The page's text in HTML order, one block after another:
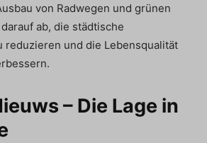
von Radwegen und grünen
ab, die städtische
reduzieren und die Lebensqualität
– Die Lage in